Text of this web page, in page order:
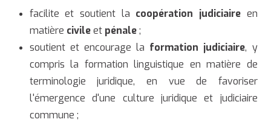
facilite et soutient la coopération judiciaireen
matière civileet pénale;
soutient et encourage la formation judiciaire, y
compris la formation linguistique en matière de
terminologie juridique, en vue de favoriser
l'émergence d'une culture juridique et judiciaire
commune ;